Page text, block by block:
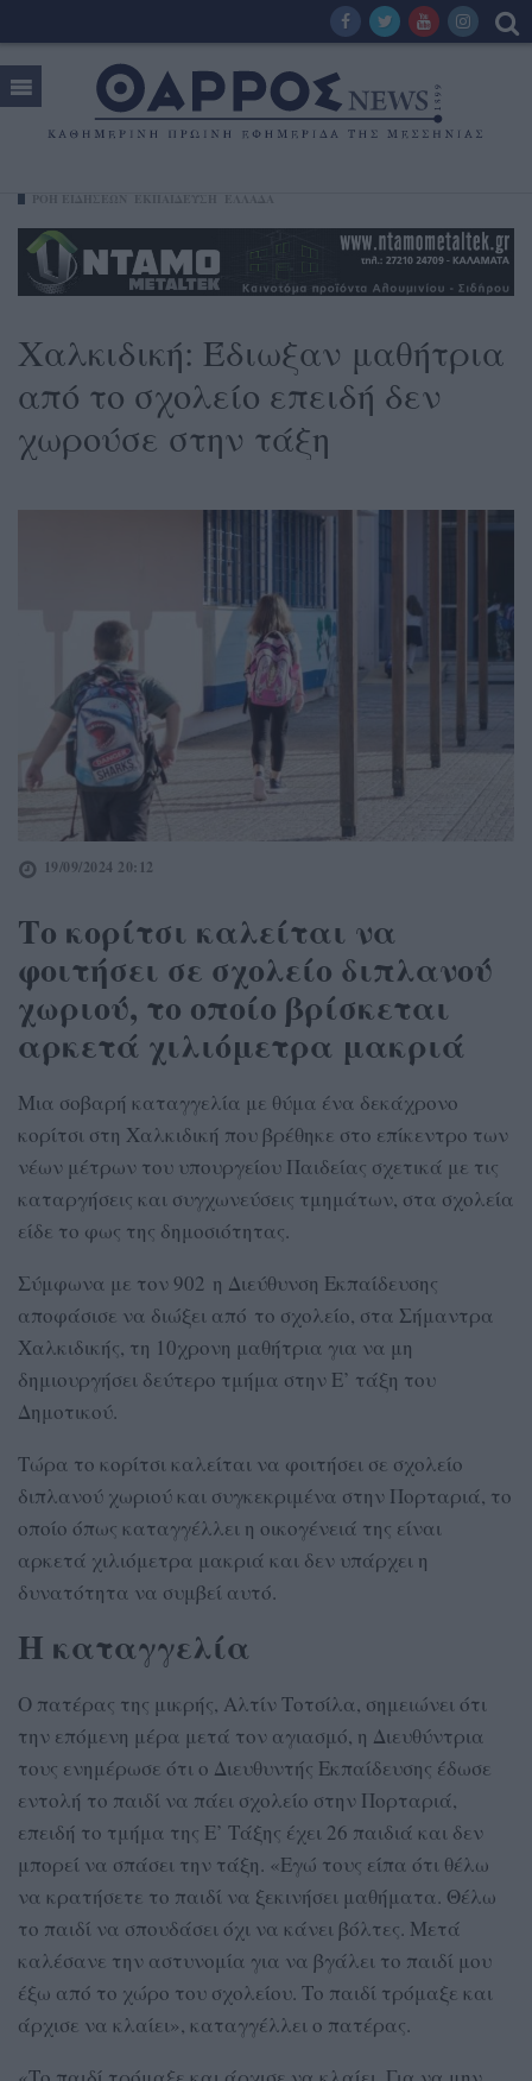
Χαλκιδική: Έδιωξαν μαθήτρια
από το σχολείο επειδή δεν
χωρούσε στην τάξη
19/09/2024 20:12
Το κορίτσι καλείται να
φοιτήσει σε σχολείο διπλανού
χωριού, το οποίο βρίσκεται
αρκετά χιλιόμετρα μακριά
Μια σοβαρή καταγγελία με θύμα ένα δεκάχρονο
κορίτσι στη Χαλκιδική που βρέθηκε στο επίκεντρο των
νέων μέτρων του υπουργείου Παιδείας σχετικά με τις
καταργήσεις και συγχωνεύσεις τμημάτων, στα σχολεία
είδε το φως της δημοσιότητας.
Σύμφωνα με τον 902 η Διεύθυνση Εκπαίδευσης
αποφάσισε να διώξει από το σχολείο, στα Σήμαντρα
Χαλκιδικής, τη 10χρονη μαθήτρια για να μη
δημιουργήσει δεύτερο τμήμα στην Ε’ τάξη του
Δημοτικού.
Τώρα το κορίτσι καλείται να φοιτήσει σε σχολείο
διπλανού χωριού και συγκεκριμένα στην Πορταριά, το
οποίο όπως καταγγέλλει η οικογένειά της είναι
αρκετά χιλιόμετρα μακριά και δεν υπάρχει η
δυνατότητα να συμβεί αυτό.
Η καταγγελία
Ο πατέρας της μικρής, Αλτίν Τοτσίλα, σημειώνει ότι
την επόμενη μέρα μετά τον αγιασμό, η Διευθύντρια
τους ενημέρωσε ότι ο Διευθυντής Εκπαίδευσης έδωσε
εντολή το παιδί να πάει σχολείο στην Πορταριά,
επειδή το τμήμα της Ε’ Τάξης έχει 26 παιδιά και δεν
μπορεί να σπάσει την τάξη. «Εγώ τους είπα ότι θέλω
να κρατήσετε το παιδί να ξεκινήσει μαθήματα. Θέλω
το παιδί να σπουδάσει όχι να κάνει βόλτες. Μετά
καλέσανε την αστυνομία για να βγάλει το παιδί μου
έξω από το χώρο του σχολείου. Το παιδί τρόμαξε και
άρχισε να κλαίει», καταγγέλλει ο πατέρας.